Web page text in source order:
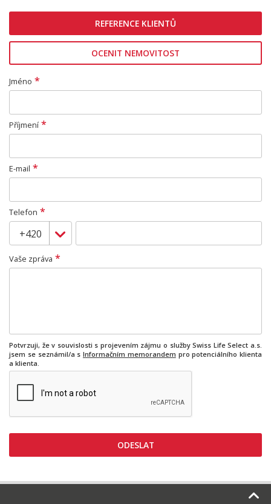
REFERENCE KLIENTŮ
OCENIT NEMOVITOST
Jméno *
Příjmení *
E-mail *
Telefon *
Vaše zpráva *
Potvrzuji, že v souvislosti s projevením zájmu o služby Swiss Life Select a.s.
jsem se seznámil/a s Informačním memorandem pro potenciálního klienta
a klienta.